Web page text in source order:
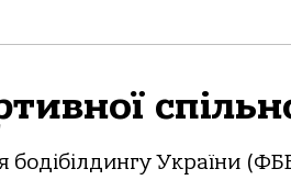
бодібілдингу України